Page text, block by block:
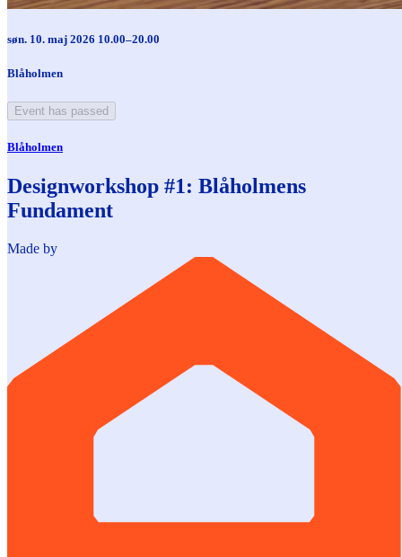
søn. 10. maj 2026 10.00–20.00
Blåholmen
Event has passed
Blåholmen
Designworkshop #1: Blåholmens
Fundament
Made by